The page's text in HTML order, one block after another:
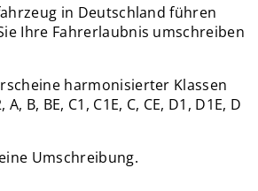
in Deutschland führen
Ihre Fahrerlaubnis umschreiben
harmonisierter Klassen
B, BE, C1, C1E, C, CE, D1, D1E, D
Umschreibung.